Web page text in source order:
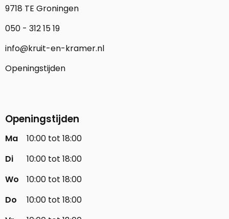
9718 TE Groningen
050 - 312 15 19
info@kruit-en-kramer.nl
Openingstijden
Openingstijden
Ma
10:00 tot 18:00
Di
10:00 tot 18:00
Wo
10:00 tot 18:00
Do
10:00 tot 18:00